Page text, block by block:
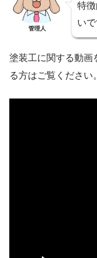
管理人
特
いで
塗装工に関する動画
る方はご覧ください。